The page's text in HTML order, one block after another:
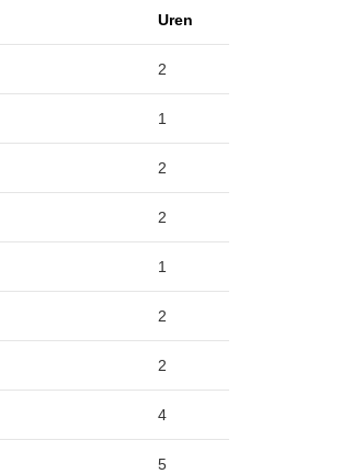
Uren
2
1
2
2
1
2
2
4
5